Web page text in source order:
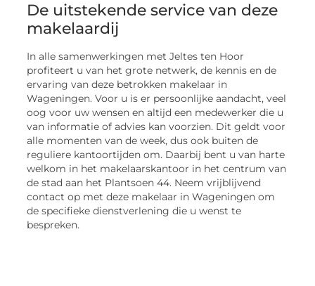
De uitstekende service van deze
makelaardij
In alle samenwerkingen met Jeltes ten Hoor
profiteert u van het grote netwerk, de kennis en de
ervaring van deze betrokken makelaar in
Wageningen. Voor u is er persoonlijke aandacht, veel
oog voor uw wensen en altijd een medewerker die u
van informatie of advies kan voorzien. Dit geldt voor
alle momenten van de week, dus ook buiten de
reguliere kantoortijden om. Daarbij bent u van harte
welkom in het makelaarskantoor in het centrum van
de stad aan het Plantsoen 44. Neem vrijblijvend
contact op met deze makelaar in Wageningen om
de specifieke dienstverlening die u wenst te
bespreken.